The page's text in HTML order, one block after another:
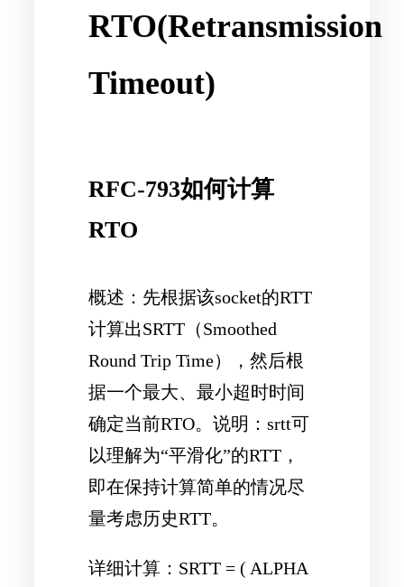
RTO(Retransmission
Timeout)
RFC-793如何计算
RTO
概述：先根据该socket的RTT
计算出SRTT（Smoothed
Round Trip Time），然后根
据一个最大、最小超时时间
确定当前RTO。说明：srtt可
以理解为“平滑化”的RTT，
即在保持计算简单的情况尽
量考虑历史RTT。
详细计算：SRTT = ( ALPHA